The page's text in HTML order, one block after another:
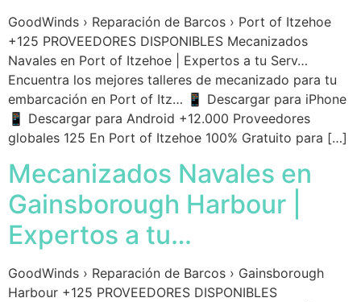
GoodWinds › Reparación de Barcos › Port of Itzehoe
+125 PROVEEDORES DISPONIBLES Mecanizados
Navales en Port of Itzehoe | Expertos a tu Serv…
Encuentra los mejores talleres de mecanizado para tu
embarcación en Port of Itz… 📱 Descargar para iPhone
📱 Descargar para Android +12.000 Proveedores
globales 125 En Port of Itzehoe 100% Gratuito para […]
Mecanizados Navales en
Gainsborough Harbour |
Expertos a tu…
GoodWinds › Reparación de Barcos › Gainsborough
Harbour +125 PROVEEDORES DISPONIBLES